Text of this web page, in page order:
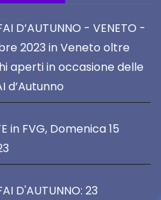
D’AUTUNNO - VENETO -
2023 in Veneto oltre
aperti in occasione delle
d’Autunno
in FVG, Domenica 15
D'AUTUNNO: 23